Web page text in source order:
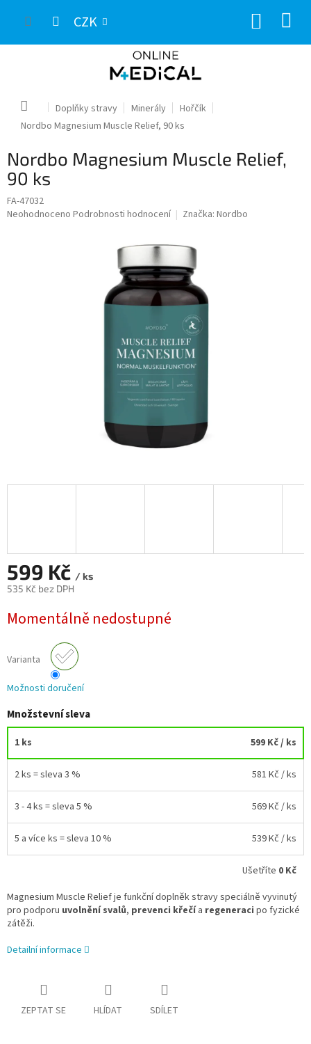
CZK
Domů Doplňky stravy Minerály
Hořčík
Nordbo Magnesium Muscle Relief, 90 ks
Nordbo Magnesium Muscle Relief,
90 ks
FA-47032
Průměrné
Neohodnoceno Podrobnosti hodnocení Značka: Nordbo
599 Kč / ks
535 Kč bez DPH
cena:
Momentálně nedostupné
Varianta
Možnosti doručení
Množstevní sleva
1 ks 599 Kč/ ks
2 ks = sleva 3 % 581 Kč / ks
3 - 4 ks = sleva 5 % 569 Kč / ks
5 a více ks = sleva 10 % 539 Kč / ks
Ušetříte 0 Kč
Magnesium Muscle Relief je funkční doplněk stravy speciálně vyvinutý
pro podporu uvolnění svalů, prevenci křečía regeneraci po fyzické
zátěži.
Detailní informace
ZEPTAT SE HLÍDAT SDÍLET